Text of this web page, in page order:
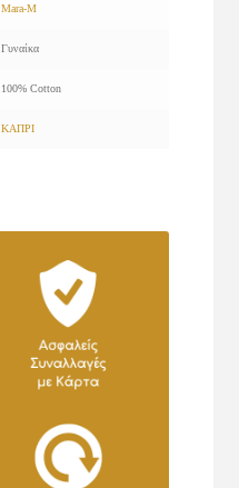
Mara-M
Γυναίκα
100% Cotton
ΚΑΠΡΙ